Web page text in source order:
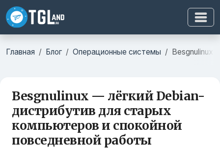
Главная Блог Операционные системы Besgnulinux
Besgnulinux — лёгкий Debian-
дистрибутив для старых
компьютеров и спокойной
повседневной работы